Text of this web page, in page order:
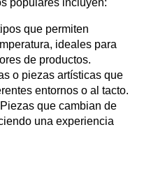
populares incluyen:
que permiten
ideales para
de productos.
o piezas artísticas que
entornos o al tacto.
que cambian de
una experiencia